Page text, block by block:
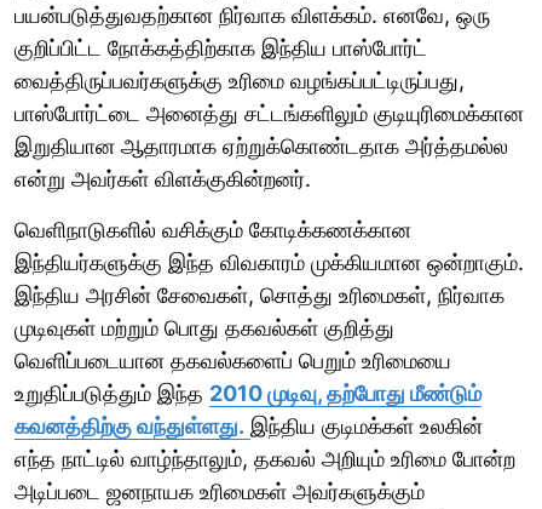
பயன்படுத்துவதற்கான நிர்வாக விளக்கம். எனவே, ஒரு
குறிப்பிட்ட நோக்கத்திற்காக இந்திய பாஸ்போர்ட்
வைத்திருப்பவர்களுக்கு உரிமை வழங்கப்பட்டிருப்பது,
பாஸ்போர்ட்டை அனைத்து சட்டங்களிலும் குடியுரிமைக்கான
இறுதியான ஆதாரமாக ஏற்றுக்கொண்டதாக அர்த்தமல்ல
என்று அவர்கள் விளக்குகின்றனர்.
வெளிநாடுகளில் வசிக்கும் கோடிக்கணக்கான
இந்தியர்களுக்கு இந்த விவகாரம் முக்கியமான ஒன்றாகும்.
இந்திய அரசின் சேவைகள், சொத்து உரிமைகள், நிர்வாக
முடிவுகள் மற்றும் பொது தகவல்கள் குறித்து
வெளிப்படையான தகவல்களைப் பெறும் உரிமையை
உறுதிப்படுத்தும் இந்த 2010 முடிவு, தற்போது மீண்டும்
கவனத்திற்கு வந்துள்ளது. இந்திய குடிமக்கள் உலகின்
எந்த நாட்டில் வாழ்ந்தாலும், தகவல் அறியும் உரிமை போன்ற
அடிப்படை ஜனநாயக உரிமைகள் அவர்களுக்கும்